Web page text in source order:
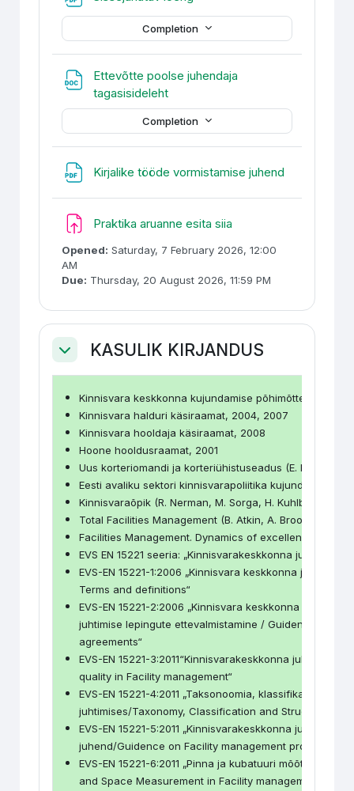
Completion
Ettevõtte poolse juhendaja
tagasisideleht
Completion
Kirjalike tööde vormistamise juhend
Praktika aruanne esita siia
Opened: Saturday, 7 February 2026, 12:00
AM
Due: Thursday, 20 August 2026, 11:59 PM
CollapseKASULIK KIRJANDUS
Kinnisvara keskkonna kujundamise põhimõtted
Kinnisvara halduri käsiraamat, 2004, 2007
Kinnisvara hooldaja käsiraamat, 2008
Hoone hooldusraamat, 2001
Uus korteriomandi ja korteriühistuseadus (E. Hintpere,
Eesti avaliku sektori kinnisvarapoliitika kujundamise
Kinnisvaraõpik (R. Nerman, M. Sorga, H. Kuhlbach,
Total Facilities Management (B. Atkin, A. Brooks)
Facilities Management. Dynamics of excellence, (P.
EVS EN 15221 seeria: „Kinnisvarakeskkonna juhtimine“
EVS-EN 15221-1:2006 „Kinnisvara keskkonna juhtimine
Terms and definitions“
EVS-EN 15221-2:2006 „Kinnisvara keskkonna
juhtimise lepingute ettevalmistamine / Guidence on
agreements“
EVS-EN 15221-3:2011“Kinnisvarakeskkonna juhtimise
quality in Facility management“
EVS-EN 15221-4:2011 „Taksonoomia, klassifikatsioon
juhtimises/Taxonomy, Classification and Structures in
EVS-EN 15221-5:2011 „Kinnisvarakeskkonna juhtimise
juhend/Guidence on Facility management processes“
EVS-EN 15221-6:2011 „Pinna ja kubatuuri mõõtmine
and Space Measurement in Facility management“